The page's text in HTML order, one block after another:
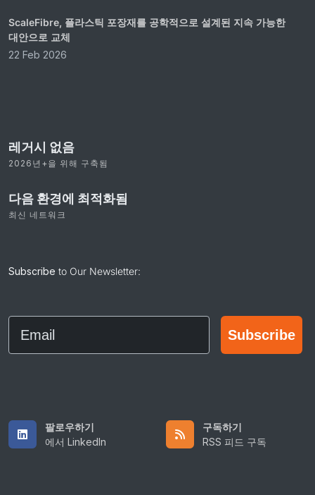
ScaleFibre, 플라스틱 포장재를 공학적으로 설계된 지속 가능한
대안으로 교체
22 Feb 2026
레거시 없음
2026년+을 위해 구축됨
다음 환경에 최적화됨
최신 네트워크
Subscribe to Our Newsletter:
Email
Subscribe
팔로우하기
에서 LinkedIn
구독하기
RSS 피드 구독